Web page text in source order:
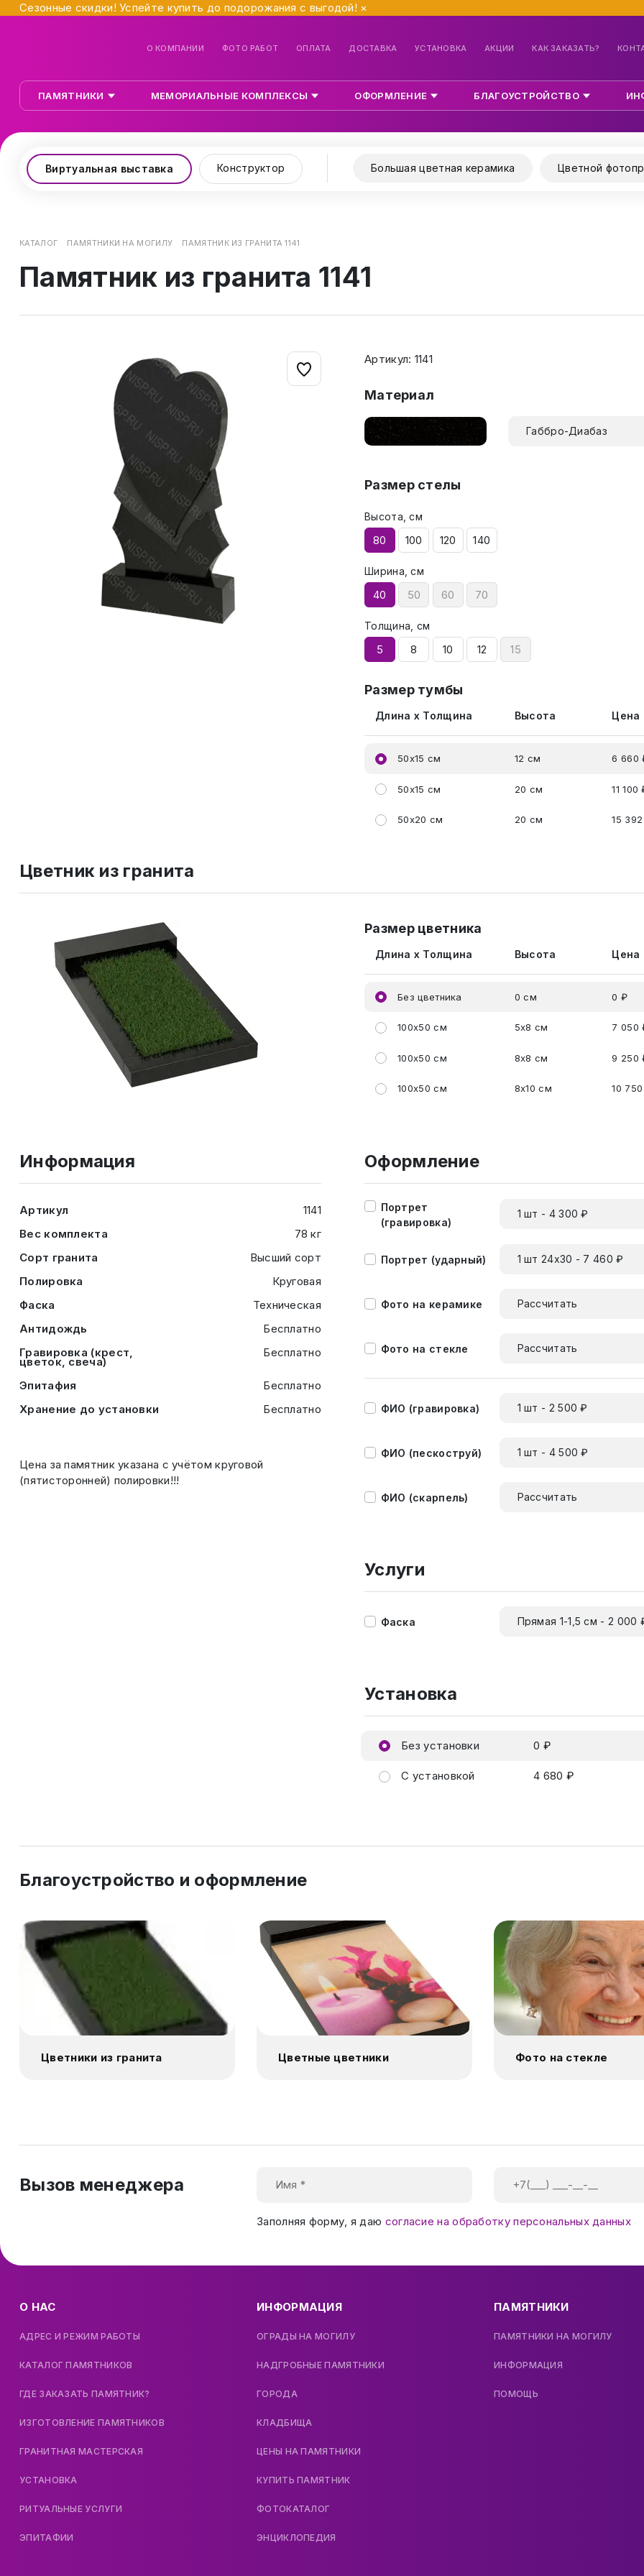
Сезонные скидки! Успейте купить до подорожания с выгодой! ×
О КОМПАНИИ ФОТО РАБОТ ОПЛАТА ДОСТАВКА УСТАНОВКА АКЦИИ КАК ЗАКАЗАТЬ?
ПАМЯТНИКИ МЕМОРИАЛЬНЫЕ КОМПЛЕКСЫ ОФОРМЛЕНИЕ БЛАГОУСТРОЙСТВО
Виртуальная выставка Конструктор Большая цветная керамика Цветной
КАТАЛОГ ПАМЯТНИКИ НА МОГИЛУ ПАМЯТНИК ИЗ ГРАНИТА 1141
Памятник из гранита 1141
Артикул: 1141
Материал
Габбро-Диабаз
Размер стелы
Высота, см
80 100 120 140
Ширина, см
40 50 60 70
Толщина, см
5 8 10 12 15
Размер тумбы
Длина x Толщина Высота Цена
50x15 см 12 см 6 660
50x15 см 20 см 11 100
50x20 см 20 см 15
Цветник из гранита
Размер цветника
Длина x Толщина Высота Цена
Без цветника 0 см 0 ₽
100x50 см 5x8 см 7 050
100x50 см 8x8 см 9 250
100x50 см 8x10 см 10
Информация
Артикул
1141
Вес комплекта
78 кг
Сорт гранита
Высший сорт
Полировка
Круговая
Фаска
Техническая
Антидождь
Бесплатно
Гравировка (крест,
цветок, свеча)
Бесплатно
Эпитафия
Бесплатно
Хранение до установки
Бесплатно
Цена за памятник указана с учётом круговой
(пятисторонней) полировки!!!
Оформление
Портрет
(гравировка)
1 шт - 4 300 ₽
Портрет (ударный) 1 шт 24х30 - 7 460 ₽
Фото на керамике Рассчитать
Фото на стекле Рассчитать
ФИО (гравировка) 1 шт - 2 500 ₽
ФИО (пескоструй) 1 шт - 4 500 ₽
ФИО (скарпель) Рассчитать
Услуги
Фаска Прямая 1-1,5 см - 2 000
Установка
Без установки 0 ₽
С установкой 4 680 ₽
Благоустройство и оформление
Цветники из гранита Цветные цветники Фото на стекле
Вызов менеджера
Заполняя форму, я даю согласие на обработку персональных данных
О НАС
АДРЕС И РЕЖИМ РАБОТЫ
КАТАЛОГ ПАМЯТНИКОВ
ГДЕ ЗАКАЗАТЬ ПАМЯТНИК?
ИЗГОТОВЛЕНИЕ ПАМЯТНИКОВ
ГРАНИТНАЯ МАСТЕРСКАЯ
УСТАНОВКА
РИТУАЛЬНЫЕ УСЛУГИ
ЭПИТАФИИ
ИНФОРМАЦИЯ
ОГРАДЫ НА МОГИЛУ
НАДГРОБНЫЕ ПАМЯТНИКИ
ГОРОДА
КЛАДБИЩА
ЦЕНЫ НА ПАМЯТНИКИ
КУПИТЬ ПАМЯТНИК
ФОТОКАТАЛОГ
ЭНЦИКЛОПЕДИЯ
ПАМЯТНИКИ
ПАМЯТНИКИ НА МОГИЛУ
ИНФОРМАЦИЯ
ПОМОЩЬ